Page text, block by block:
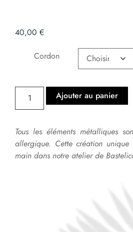
40,00 €
Cordon
Ajouter au panier
Tous les éléments métalliques
allergique. Cette création
main dans notre atelier de